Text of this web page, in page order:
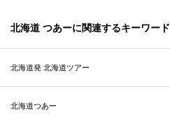
北海道 つあーに関連するキーワード
北海道発 北海道ツアー
北海道つあー